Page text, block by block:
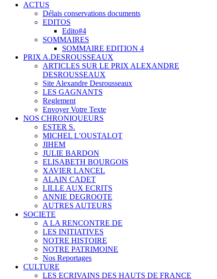
ACTUS
Délais conservations documents
EDITOS
Edito#4
SOMMAIRES
SOMMAIRE EDITION 4
PRIX A.DESROUSSEAUX
ARTICLES SUR LE PRIX ALEXANDRE
DESROUSSEAUX
Site Alexandre Desrousseaux
LES GAGNANTS
Reglement
Envoyer Votre Texte
NOS CHRONIQUEURS
ESTER S.
MICHEL L’OUSTALOT
JIHEM
JULIE BARDON
ELISABETH BOURGOIS
XAVIER LANCEL
ALAIN CADET
LILLE AUX ECRITS
ANNIE DEGROOTE
AUTRES AUTEURS
SOCIETE
A LA RENCONTRE DE
LES INITIATIVES
NOTRE HISTOIRE
NOTRE PATRIMOINE
Nos Reportages
CULTURE
LES ECRIVAINS DES HAUTS DE FRANCE